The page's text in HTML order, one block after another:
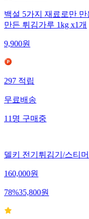
백설 5가지 재료로만
만든 튀김가루 1kg x1개
9,900원
297적립
무료배송
11명구매중
델키 전기튀김기/스티
160,000원
78%35,800원